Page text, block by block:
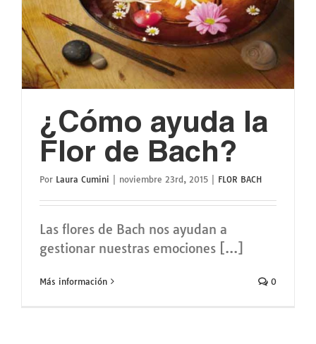
¿Cómo ayuda la
Flor de Bach?
Por Laura Cumini noviembre 23rd, 2015 FLOR BACH
Las flores de Bach nos ayudan a
gestionar nuestras emociones [...]
Más información 0